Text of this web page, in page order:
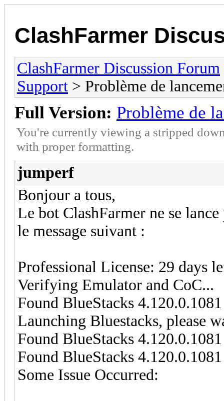
ClashFarmer
ClashFarmer Discussion Forum
Support > Problème de
Full Version: Problème de
You're currently viewing a stripped
with proper formatting.
jumperf
Bonjour a tous,
Le bot ClashFarmer ne se
le message suivant :
Professional License: 29 days
Verifying Emulator and CoC...
Found BlueStacks 4.120.0.1081
Launching Bluestacks, please
Found BlueStacks 4.120.0.1081
Found BlueStacks 4.120.0.1081
Some Issue Occurred: